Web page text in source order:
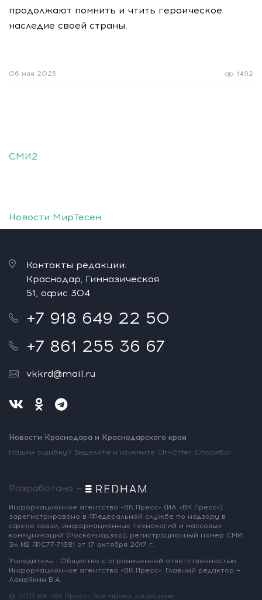
продолжают помнить и чтить героическое
наследие своей страны.
1492
06 мая 2025
СМИ2
Новости МирТесен
Контакты редакции:
Краснодар, Гимназическая
51, офис 304
+7 918 649 22 50
+7 861 255 36 67
vkkrd@mail.ru
Новости Краснодара и Краснодарского края
Нашли ошибку? Выделите и нажмите Ctrl+Enter. Спасибо!
Разработано —
Информационное агентство «ВК Пресс» (ИА «ВК Пресс»)
зарегистрировано в Федеральной службе по надзору в
сфере связи, информационных технологий и массовых
коммуникаций (Роскомнадзор), регистрационный номер СМИ:
Эл № ФС77-71381 от 17 октября 2017 г.
Учредитель - Общество с ограниченной ответственностью
Информационное агентство «ВК Пресс». Главный редактор —
Ламейкин В.А.
@ 2017 ИА «ВК Пресс» Все права защищены